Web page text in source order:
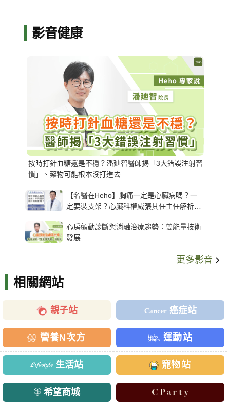
影音健康
按時打針血糖還是不穩？潘廸智醫師揭「3大錯誤注射習
慣」、藥物可能根本沒打進去
【名醫在Heho】胸痛一定是心臟病嗎？一
定要裝支架？心臟科權威張其任主任解析支
心房顫動診斷與消融治療趨勢：雙能量技術
發展
更多影音
相關網站
親子站 癌症站
營養N次方 運動站
生活站 寵物站
希望商城